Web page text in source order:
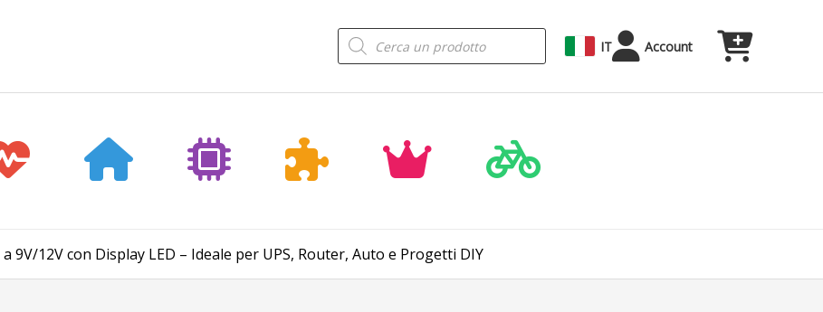
Products
search IT Account
9V/12V con Display LED – Ideale per UPS, Router, Auto e Progetti DIY